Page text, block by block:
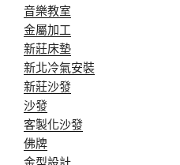
音樂教室
金屬加工
新莊床墊
新北冷氣安裝
新莊沙發
沙發
客製化沙發
佛牌
金型設計